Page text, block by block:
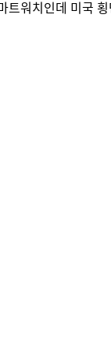
워치인데 미국